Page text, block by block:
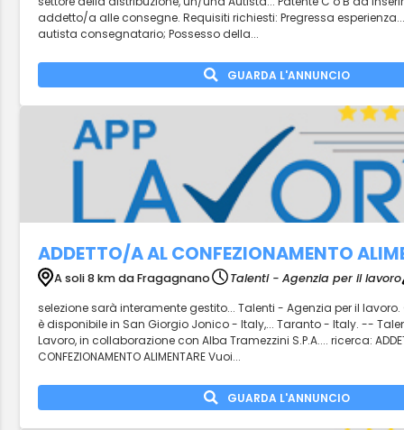
addetto/a alle consegne. Requisiti richiesti: Pregressa
autista consegnatario; Possesso della...
GUARDA L'ANNUNCIO
ADDETTO/A AL CONFEZIONAMENTO
A soli 8 km da Fragagnano
Talenti - Agenzia per il lavoro
selezione sarà interamente gestito... Talenti - Agenzia per il
è disponibile in San Giorgio Jonico - Italy,... Taranto - Italy. --
Lavoro, in collaborazione con Alba Tramezzini S.P.A.... ricerca:
CONFEZIONAMENTO ALIMENTARE Vuoi...
GUARDA L'ANNUNCIO